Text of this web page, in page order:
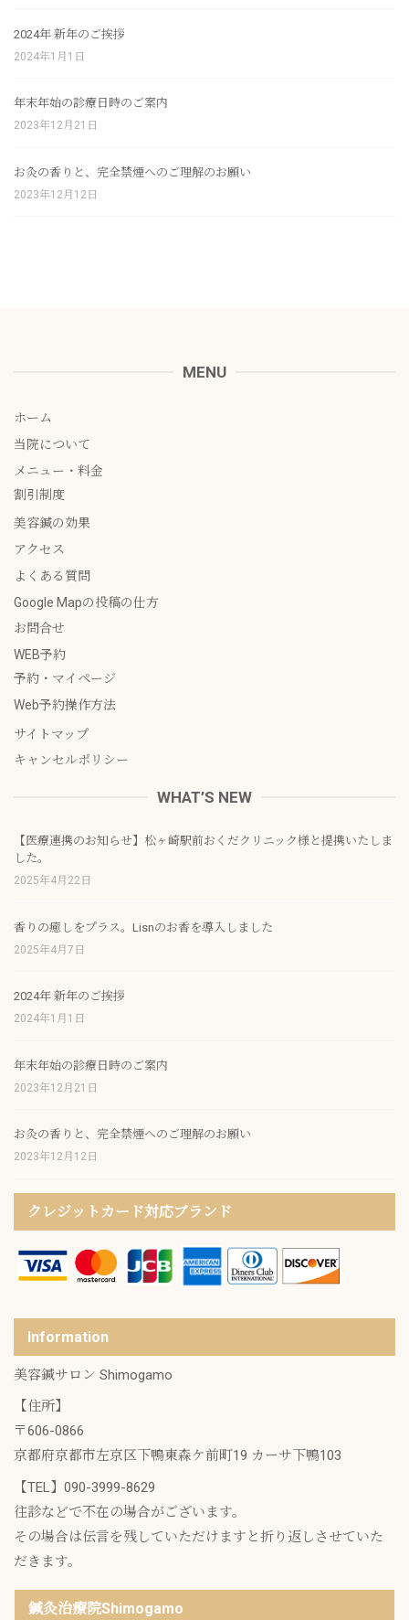
2024年 新年のご挨拶
2024年1月1日
年末年始の診療日時のご案内
2023年12月21日
お灸の香りと、完全禁煙へのご理解のお願い
2023年12月12日
MENU
ホーム
当院について
メニュー・料金
割引制度
美容鍼の効果
アクセス
よくある質問
Google Mapの投稿の仕方
お問合せ
WEB予約
予約・マイページ
Web予約操作方法
サイトマップ
キャンセルポリシー
WHAT’S NEW
【医療連携のお知らせ】松ヶ崎駅前おくだクリニック様と提携いたしま
した。
2025年4月22日
香りの癒しをプラス。Lisnのお香を導入しました
2025年4月7日
2024年 新年のご挨拶
2024年1月1日
年末年始の診療日時のご案内
2023年12月21日
お灸の香りと、完全禁煙へのご理解のお願い
2023年12月12日
クレジットカード対応ブランド
Information
美容鍼サロン Shimogamo
【住所】
〒606-0866
京都府京都市左京区下鴨東森ケ前町19 カーサ下鴨103
【TEL】 090-3999-8629
往診などで不在の場合がございます。
その場合は伝言を残していただけますと折り返しさせていた
だきます。
鍼灸治療院Shimogamo